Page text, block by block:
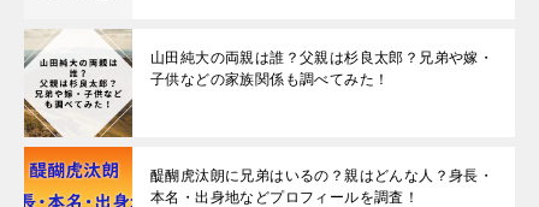
山田純大の両親は誰？父親は杉良太郎？兄弟や嫁・
子供などの家族関係も調べてみた！
醍醐虎汰朗に兄弟はいるの？親はどんな人？身長・
本名・出身地などプロフィールを調査！